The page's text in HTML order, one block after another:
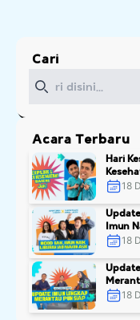
Cari
Acara Terbaru
Hari
18
Imun
FM18
18